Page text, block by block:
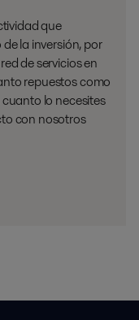
que
la inversión, por
de servicios en
repuestos como
lo necesites
con nosotros